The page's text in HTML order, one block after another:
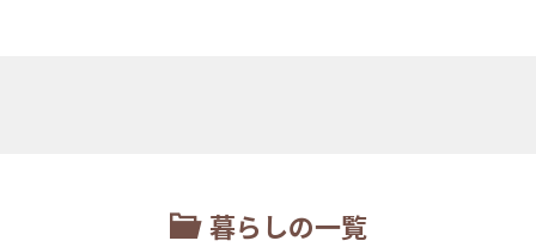
暮らしの一覧